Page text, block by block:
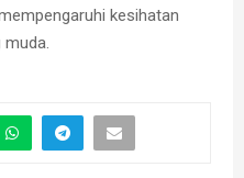
kesihatan